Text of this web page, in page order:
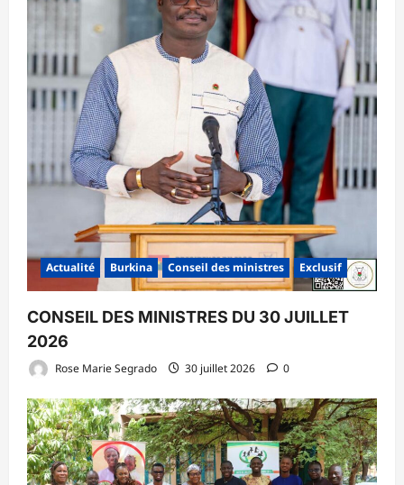
Actualité Burkina Conseil des ministres Exclusif
CONSEIL DES MINISTRES DU 30 JUILLET
2026
Rose Marie Segrado 30 juillet 2026 0